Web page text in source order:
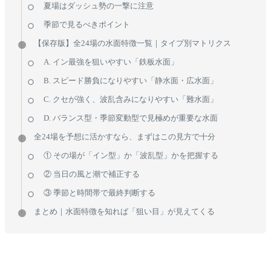
夏場はダッシュ勢の一撃に注意
季節で見るべきポイント
【保存版】全24場の水面特徴一覧｜タイプ別マトリクス
A. イン最強を狙いやすい「鉄板水面」
B. スピード勝負になりやすい「静水面・広水面」
C. クセが強く、波乱含みになりやすい「難水面」
D. バランス型・季節変動型で見極めが重要な水面
全24場を予想に活かすなら、まずはこの見方で十分
① その場が「イン型」か「波乱型」かを把握する
② 当日の風と潮で補正する
③ 季節と時間帯で最終判断する
まとめ｜水面特徴を知れば「狙い目」が見えてくる